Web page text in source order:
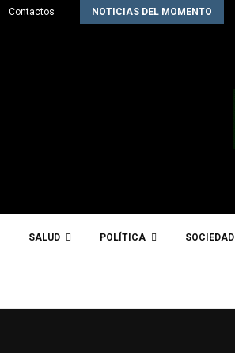
Contactos NOTICIAS DEL MOMENTO
a la…
SALUD POLÍTICA SOCIEDAD